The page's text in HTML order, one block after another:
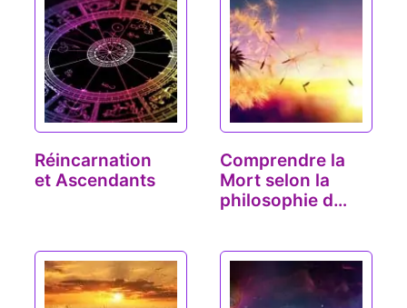
Réincarnation
et Ascendants
Comprendre la
Mort selon la
philosophie du